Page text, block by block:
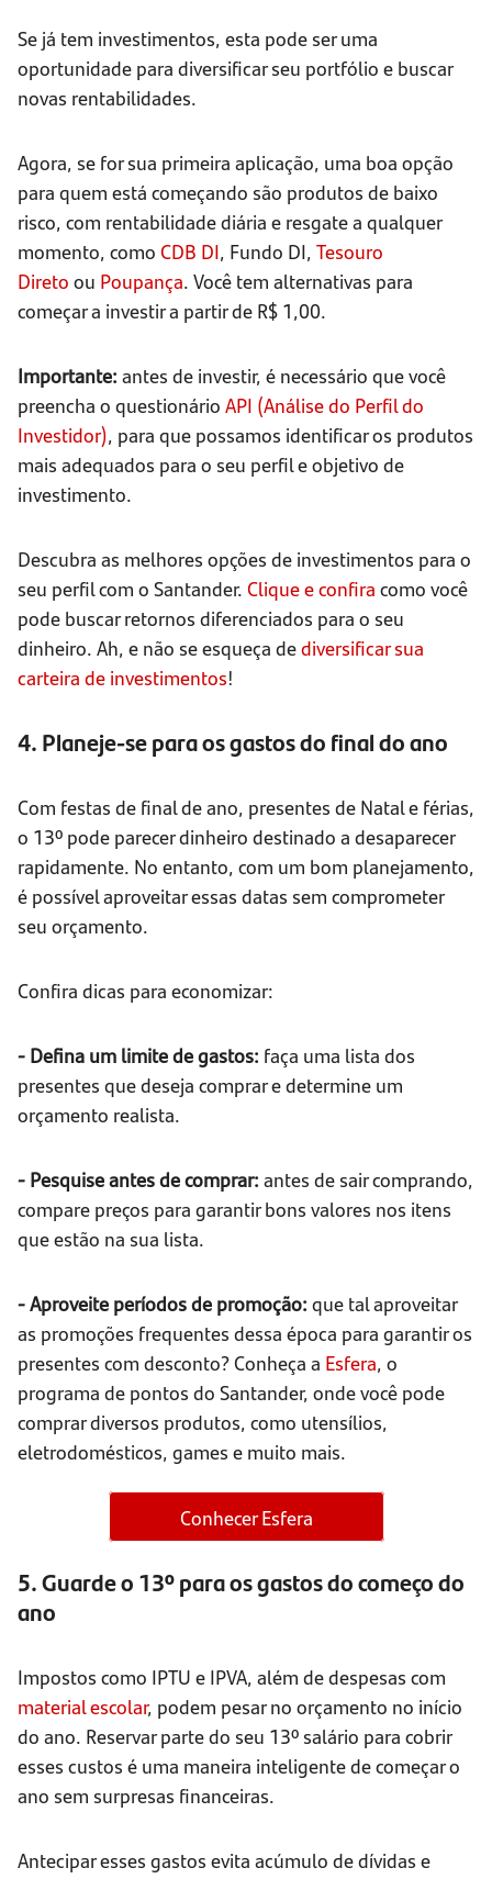
Se já tem investimentos, esta pode ser uma
oportunidade para diversificar seu portfólio e buscar
novas rentabilidades.
Agora, se for sua primeira aplicação, uma boa opção
para quem está começando são produtos de baixo
risco, com rentabilidade diária e resgate a qualquer
momento, como CDB DI, Fundo DI, Tesouro
Direto ou Poupança. Você tem alternativas para
começar a investir a partir de R$ 1,00.
Importante: antes de investir, é necessário que você
preencha o questionário API (Análise do Perfil do
Investidor), para que possamos identificar os produtos
mais adequados para o seu perfil e objetivo de
investimento.
Descubra as melhores opções de investimentos para o
seu perfil com o Santander. Clique e confira como você
pode buscar retornos diferenciados para o seu
dinheiro. Ah, e não se esqueça dediversificar sua
carteira de investimentos!
4. Planeje-se para os gastos do final do ano
Com festas de final de ano, presentes de Natal e férias,
o 13º pode parecer dinheiro destinado a desaparecer
rapidamente. No entanto, com um bom planejamento,
é possível aproveitar essas datas sem comprometer
seu orçamento.
Confira dicas para economizar:
- Defina um limite de gastos: faça uma lista dos
presentes que deseja comprar e determine um
orçamento realista.
- Pesquise antes de comprar: antes de sair comprando,
compare preços para garantir bons valores nos itens
que estão na sua lista.
- Aproveite períodos de promoção: que tal aproveitar
as promoções frequentes dessa época para garantir os
presentes com desconto? Conheça a Esfera, o
programa de pontos do Santander, onde você pode
comprar diversos produtos, como utensílios,
eletrodomésticos, games e muito mais.
Conhecer Esfera
5. Guarde o 13º para os gastos do começo do
ano
Impostos como IPTU e IPVA, além de despesas com
material escolar, podem pesar no orçamento no início
do ano. Reservar parte do seu 13º salário para cobrir
esses custos é uma maneira inteligente de começar o
ano sem surpresas financeiras.
Antecipar esses gastos evita acúmulo de dívidas e